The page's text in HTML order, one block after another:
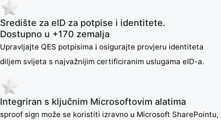
Središte za eID za potpise i identitete.
Dostupno u +170 zemalja
Upravljajte QES potpisima i osigurajte provjeru identiteta
diljem svijeta s najvažnijim certificiranim uslugama eID-a.
Integriran s ključnim Microsoftovim alatima
sproof sign može se koristiti izravno u Microsoft SharePointu,